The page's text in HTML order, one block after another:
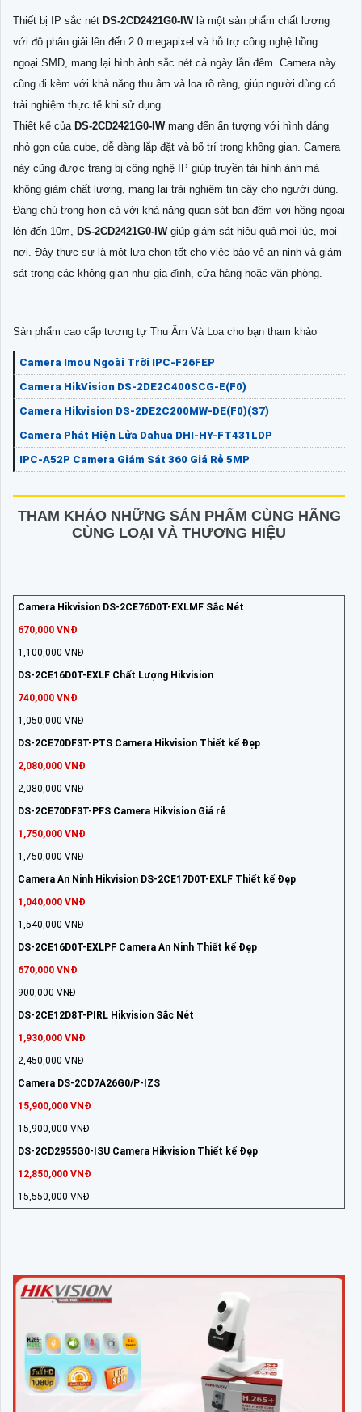
Thiết bị IP sắc nét DS-2CD2421G0-IW là một sản phẩm chất lượng
với độ phân giải lên đến 2.0 megapixel và hỗ trợ công nghệ hồng
ngoại SMD, mang lại hình ảnh sắc nét cả ngày lẫn đêm. Camera này
cũng đi kèm với khả năng thu âm và loa rõ ràng, giúp người dùng có
trải nghiệm thực tế khi sử dụng.
Thiết kế của DS-2CD2421G0-IW mang đến ấn tượng với hình dáng
nhỏ gọn của cube, dễ dàng lắp đặt và bố trí trong không gian. Camera
này cũng được trang bị công nghệ IP giúp truyền tải hình ảnh mà
không giảm chất lượng, mang lại trải nghiệm tin cậy cho người dùng.
Đáng chú trọng hơn cả với khả năng quan sát ban đêm với hồng ngoại
lên đến 10m, DS-2CD2421G0-IW giúp giám sát hiệu quả mọi lúc, mọi
nơi. Đây thực sự là một lựa chọn tốt cho việc bảo vệ an ninh và giám
sát trong các không gian như gia đình, cửa hàng hoặc văn phòng.
Sản phẩm cao cấp tương tự Thu Âm Và Loa cho bạn tham khảo
Camera Imou Ngoài Trời IPC-F26FEP
Camera HikVision DS-2DE2C400SCG-E(F0)
Camera Hikvision DS-2DE2C200MW-DE(F0)(S7)
Camera Phát Hiện Lửa Dahua DHI-HY-FT431LDP
IPC-A52P Camera Giám Sát 360 Giá Rẻ 5MP
THAM KHẢO NHỮNG SẢN PHẨM CÙNG HÃNG
CÙNG LOẠI VÀ THƯƠNG HIỆU
Camera Hikvision DS-2CE76D0T-EXLMF Sắc Nét
670,000 VNĐ
1,100,000 VNĐ
DS-2CE16D0T-EXLF Chất Lượng Hikvision
740,000 VNĐ
1,050,000 VNĐ
DS-2CE70DF3T-PTS Camera Hikvision Thiết kế Đẹp
2,080,000 VNĐ
2,080,000 VNĐ
DS-2CE70DF3T-PFS Camera Hikvision Giá rẻ
1,750,000 VNĐ
1,750,000 VNĐ
Camera An Ninh Hikvision DS-2CE17D0T-EXLF Thiết kế Đẹp
1,040,000 VNĐ
1,540,000 VNĐ
DS-2CE16D0T-EXLPF Camera An Ninh Thiết kế Đẹp
670,000 VNĐ
900,000 VNĐ
DS-2CE12D8T-PIRL Hikvision Sắc Nét
1,930,000 VNĐ
2,450,000 VNĐ
Camera DS-2CD7A26G0/P-IZS
15,900,000 VNĐ
15,900,000 VNĐ
DS-2CD2955G0-ISU Camera Hikvision Thiết kế Đẹp
12,850,000 VNĐ
15,550,000 VNĐ